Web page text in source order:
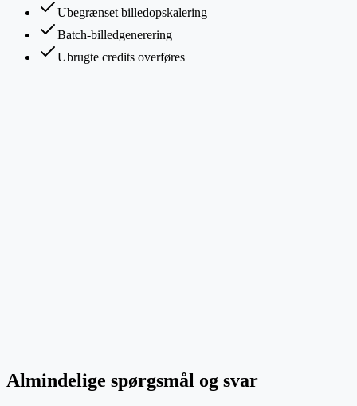
Ubegrænset billedopskalering
Batch-billedgenerering
Ubrugte credits overføres
Almindelige spørgsmål og svar